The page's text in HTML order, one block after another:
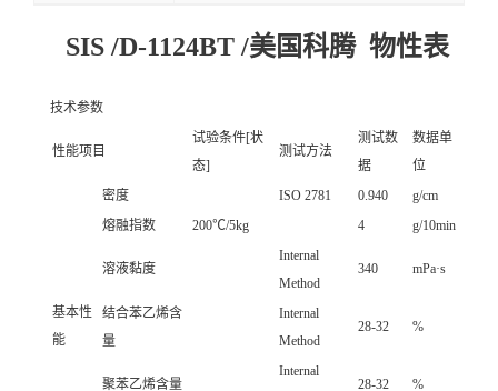
SIS /D-1124BT /美国科腾 物性表
技术参数
性能项目
试验条件[状
态]
测试方法
测试数
据
数据单
位
基本性
能
密度 ISO 2781 0.940
g/cm
熔融指数
200℃/5kg 4 g/10min
溶液黏度
Internal
Method
340 mPa·s
结合苯乙烯含
量
Internal
Method
28-32 %
聚苯乙烯含量
Internal
28-32
%